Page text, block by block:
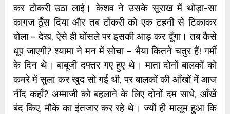
कर टोकरी उठा लाई। केशव ने उसके सूराख में थोड़ा-सा
कागज ठूँस दिया और तब टोकरी को एक टहनी से टिकाकर
बोला – देख, ऐसे ही घोंसले पर इसकी आड़ कर दूँगा। तब कैसे
धूप जाएगी? श्‍यामा ने मन में सोचा – भैया कितने चतुर हैं! गर्मी
के दिन थे। बाबूजी दफ्तर गए हुए थे। माता दोनों बालकों को
कमरे में सुला कर खुद सो गई थी, पर बालकों की आँखों में आज
नींद कहाँ? अम्माजी को बहलाने के लिए दोनों दम साधे, आँखें
बंद किए, मौके का इंतजार कर रहे थे। ज्‍यों ही मालूम हुआ कि